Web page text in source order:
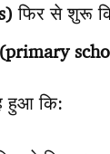
फिर से शुरू
(primary
हुआ कि: